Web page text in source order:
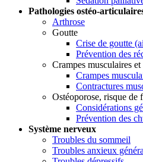
Pathologies ostéo-
Arthrose
Goutte
Crise de goutte
Prévention des
Crampes musculaires
Crampes
Contractures
Ostéoporose, risque de
Considérations
Prévention des
Système nerveux
Troubles du sommeil
Troubles anxieux